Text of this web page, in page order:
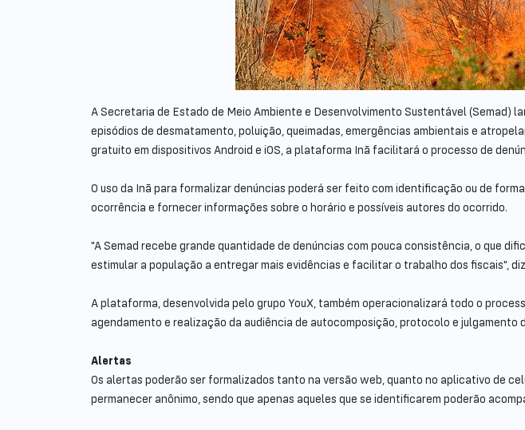
A Secretaria de Estado de Meio Ambiente e Desenvolvimento Sustentável (Semad)
episódios de desmatamento, poluição, queimadas, emergências ambientais e
gratuito em dispositivos Android e iOS, a plataforma Inã facilitará o processo de
O uso da Inã para formalizar denúncias poderá ser feito com identificação ou de
ocorrência e fornecer informações sobre o horário e possíveis autores do ocorrido.
"A Semad recebe grande quantidade de denúncias com pouca consistência, o que
estimular a população a entregar mais evidências e facilitar o trabalho dos fiscais",
A plataforma, desenvolvida pelo grupo YouX, também operacionalizará todo o
agendamento e realização da audiência de autocomposição, protocolo e julgamento
Alertas
Os alertas poderão ser formalizados tanto na versão web, quanto no aplicativo de
permanecer anônimo, sendo que apenas aqueles que se identificarem poderão